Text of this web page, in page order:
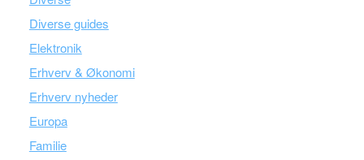
Diverse guides
Elektronik
Erhverv & Økonomi
Erhverv nyheder
Europa
Familie